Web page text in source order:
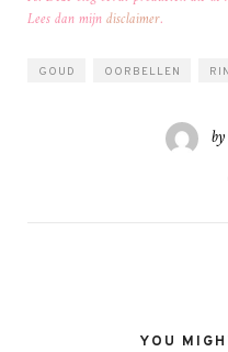
Lees dan mijndisclaimer.
GOUD OORBELLEN
by
YOU